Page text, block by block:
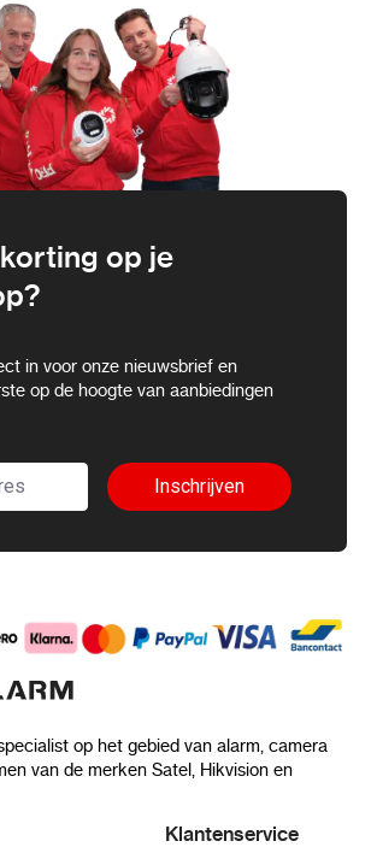
op je
in voor onze nieuwsbrief en
op de hoogte van aanbiedingen
Inschrijven
op het gebied van alarm, camera
van de merken Satel, Hikvision en
Klantenservice